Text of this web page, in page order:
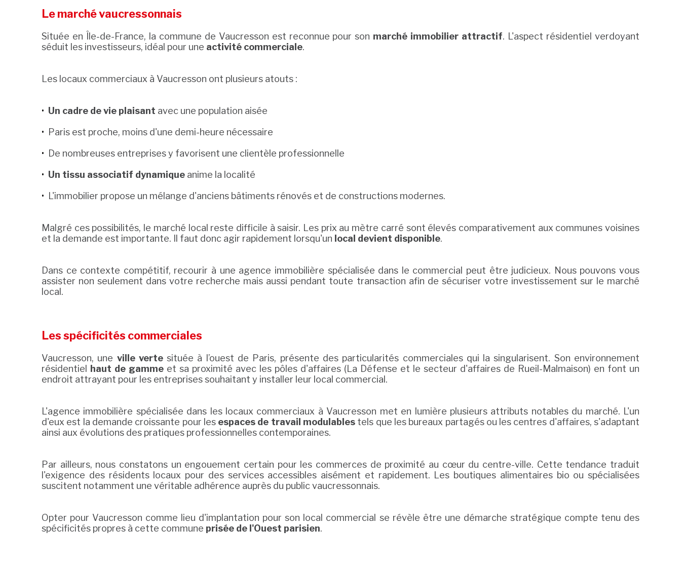
Le marché vaucressonnais
Située en Île-de-France, la commune de Vaucresson est reconnue pour son marché immobilier attractif. L'aspect résidentiel verdoyant
séduit les investisseurs, idéal pour une activité commerciale.
Les locaux commerciaux à Vaucresson ont plusieurs atouts :
Un cadre de vie plaisant avec une population aisée
Paris est proche, moins d'une demi-heure nécessaire
De nombreuses entreprises y favorisent une clientèle professionnelle
Un tissu associatif dynamique anime la localité
L'immobilier propose un mélange d'anciens bâtiments rénovés et de constructions modernes.
Malgré ces possibilités, le marché local reste difficile à saisir. Les prix au mètre carré sont élevés comparativement aux communes voisines
et la demande est importante. Il faut donc agir rapidement lorsqu'un local devient disponible.
Dans ce contexte compétitif, recourir à une agence immobilière spécialisée dans le commercial peut être judicieux. Nous pouvons vous
assister non seulement dans votre recherche mais aussi pendant toute transaction afin de sécuriser votre investissement sur le marché
local.
Les spécificités commerciales
Vaucresson, une ville vertesituée à l’ouest de Paris, présente des particularités commerciales qui la singularisent. Son environnement
résidentiel
haut de gamme et sa proximité avec les pôles d'affaires (La Défense et le secteur d'affaires de Rueil-Malmaison) en font un
endroit attrayant pour les entreprises souhaitant y installer leur local commercial.
L'agence immobilière spécialisée dans les locaux commerciaux à Vaucresson met en lumière plusieurs attributs notables du marché. L'un
d'eux est la demande croissante pour les espaces de travail modulables tels que les bureaux partagés ou les centres d'affaires, s'adaptant
ainsi aux évolutions des pratiques professionnelles contemporaines.
Par ailleurs, nous constatons un engouement certain pour les commerces de proximité au cœur du centre-ville. Cette tendance traduit
l'exigence des résidents locaux pour des services accessibles aisément et rapidement. Les boutiques alimentaires bio ou spécialisées
suscitent notamment une véritable adhérence auprès du public vaucressonnais.
Opter pour Vaucresson comme lieu d'implantation pour son local commercial se révèle être une démarche stratégique compte tenu des
spécificités propres à cette commune prisée de l'Ouest parisien.